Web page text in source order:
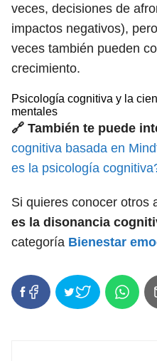
veces, decisiones de
impactos negativos),
veces también pueden
crecimiento.
Psicología cognitiva y la
mentales
🔗 También te puede
cognitiva basada en
es la psicología
Si quieres conocer otros
es la disonancia
categoría Bienestar